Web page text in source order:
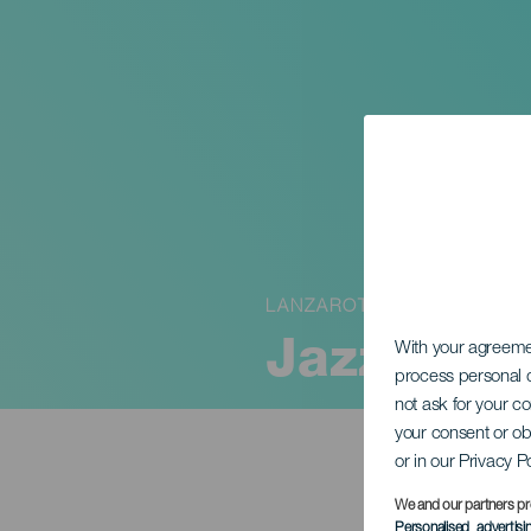
With your
process personal
not ask for your
your consent or
or in our Privacy
We and our partners
Personalised
Jazz
LANZAROTE